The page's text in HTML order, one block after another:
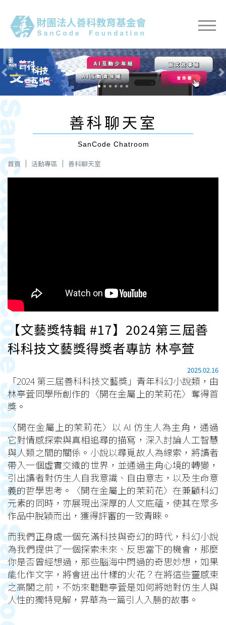
Previous Next
善科聊天室
SanCode Chatroom
首頁 活動專區 善科聊天室
【文藝獎特輯 #17】2024第三屆善
科科技文藝獎得獎者專訪 林亭萓
2025.02.16
「2024 第三屆善科科技文藝獎」青年科幻小說類，由
林亭萓同學所創作的〈開在金屬上的茉莉花〉奪得首
獎。
〈開在金屬上的茉莉花〉以 AI 仿生人為主角，通過
它對情感探索與真相追尋的描寫，深入討論人工智慧
與人類之間的關係。小說以尋覓故人為線索，將讀者
帶入一個虛實交織的世界，並通過主角心境的轉變，
引出讀者對仿生人自我意識、自由意志，以及生命意
義的哲學思考。〈開在金屬上的茉莉花〉在兼顧科幻
元素的同時，亦展現出深厚的人文底蘊，使其在眾多
作品中脫穎而出，獲得評審的一致青睞。
而我們正身處一個充滿科技與奇幻的時代，科幻小說
為我們提供了一個探索未來、反思當下的機會，那麼
你是否曾經想過，那些腦海中閃過的奇思妙想，如果
能化作文字，將會迸出什樣的火花？在將這些靈感束
之高閣之前，不妨來聽聽亭萓是如何將她對仿生人與
人性的獨特見解，昇華為一篇引人入勝的故事。